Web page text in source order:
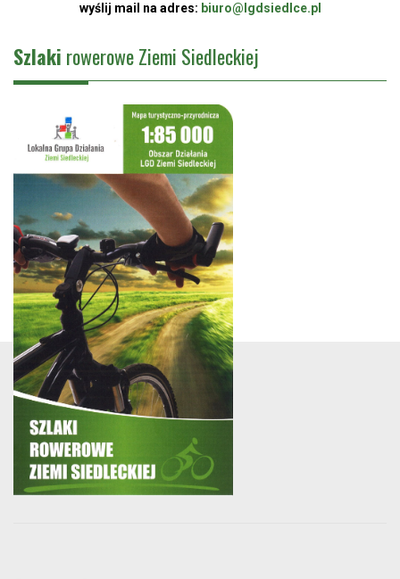
wyślij mail na adres: biuro@lgdsiedlce.pl
Szlaki rowerowe Ziemi Siedleckiej